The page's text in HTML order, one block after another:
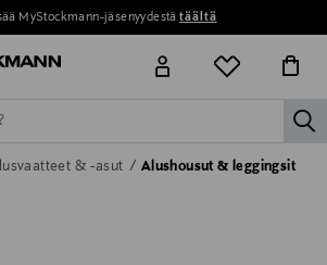
MyStockmann-jäsenyydestätäältä
MIEHET LAPSET KOTI
& -asut Alushousut & leggingsit